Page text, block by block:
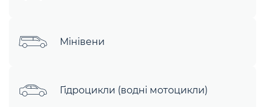
Мінівени
Гідроцикли (водні мотоцикли)